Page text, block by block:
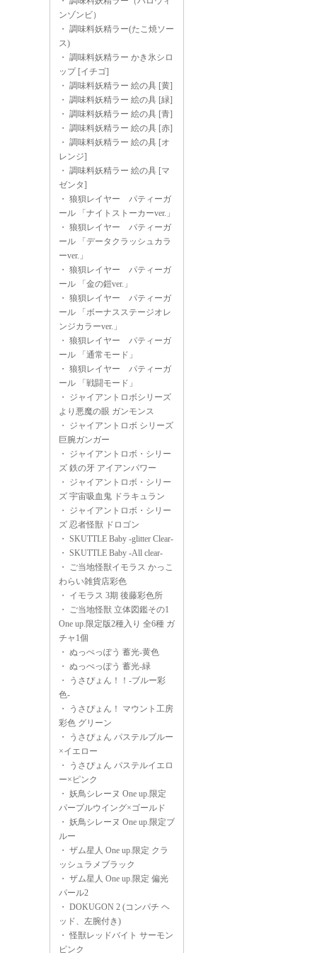
ンゾンビ）
・ 調味料妖精ラー(たこ焼ソー
ス)
・ 調味料妖精ラー かき氷シロ
ップ [イチゴ]
・ 調味料妖精ラー 絵の具 [黄]
・ 調味料妖精ラー 絵の具 [緑]
・ 調味料妖精ラー 絵の具 [青]
・ 調味料妖精ラー 絵の具 [赤]
・ 調味料妖精ラー 絵の具 [オ
レンジ]
・ 調味料妖精ラー 絵の具 [マ
ゼンタ]
・ 狼狽レイヤー パティーガ
ール 「ナイトストーカーver.」
・ 狼狽レイヤー パティーガ
ール 「データクラッシュカラ
ーver.」
・ 狼狽レイヤー パティーガ
ール 「金の鎧ver.」
・ 狼狽レイヤー パティーガ
ール 「ボーナスステージオレ
ンジカラーver.」
・ 狼狽レイヤー パティーガ
ール 「通常モード」
・ 狼狽レイヤー パティーガ
ール 「戦闘モード」
・ ジャイアントロボシリーズ
より悪魔の眼 ガンモンス
・ ジャイアントロボ シリーズ
巨腕ガンガー
・ ジャイアントロボ・シリー
ズ 鉄の牙 アイアンパワー
・ ジャイアントロボ・シリー
ズ 宇宙吸血鬼 ドラキュラン
・ ジャイアントロボ・シリー
ズ 忍者怪獣 ドロゴン
・ SKUTTLE Baby -glitter Clear-
・ SKUTTLE Baby -All clear-
・ ご当地怪獣イモラス かっこ
わらい雑貨店彩色
・ イモラス 3期 後藤彩色所
・ ご当地怪獣 立体図鑑その1
One up.限定版2種入り 全6種 ガ
チャ1個
・ ぬっぺっぽう 蓄光-黄色
・ ぬっぺっぽう 蓄光-緑
・
うさぴょん！！-ブルー彩
色-
・
うさぴょん！ マウント工房
彩色 グリーン
・
うさぴょん パステルブルー
×イエロー
・
うさぴょん パステルイエロ
ー×ピンク
・ 妖鳥シレーヌ One up.限定
パープルウイング×ゴールド
・ 妖鳥シレーヌ One up.限定ブ
ルー
・ ザム星人 One up.限定 クラ
ッシュラメブラック
・ ザム星人 One up.限定 偏光
パール2
・ DOKUGON 2 (コンパチ ヘ
ッド、左腕付き)
・怪獣レッドバイト サーモン
ピンク